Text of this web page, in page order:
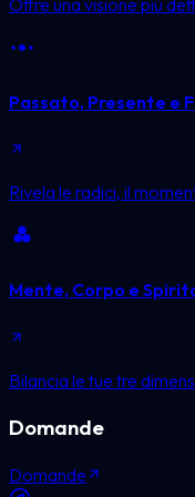
Passato, Presente e
Rivela le radici, il
Mente, Corpo e
Bilancia le tue tre
Domande
Domande